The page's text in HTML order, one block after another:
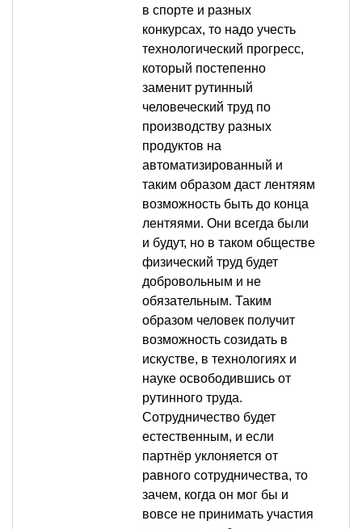
в спорте и разных
конкурсах, то надо учесть
технологический прогресс,
который постепенно
заменит рутинный
человеческий труд по
производству разных
продуктов на
автоматизированный и
таким образом даст лентяям
возможность быть до конца
лентяями. Они всегда были
и будут, но в таком обществе
физический труд будет
добровольным и не
обязательным. Таким
образом человек получит
возможность созидать в
искустве, в технологиях и
науке освободившись от
рутинного труда.
Сотрудничество будет
естественным, и если
партнёр уклоняется от
равного сотрудничества, то
зачем, когда он мог бы и
вовсе не принимать участия